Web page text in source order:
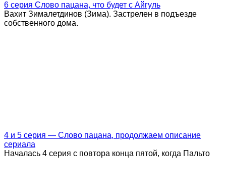
6 серия Слово пацана, что будет с Айгуль
Вахит Зималетдинов (Зима). Застрелен в подъезде
собственного дома.
4 и 5 серия — Слово пацана, продолжаем описание
сериала
Началась 4 серия с повтора конца пятой, когда Пальто